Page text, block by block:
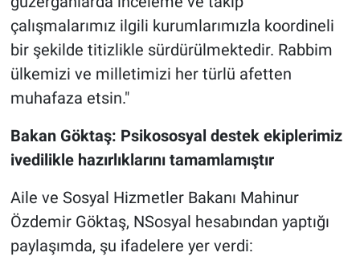
çalışmalarımız ilgili kurumlarımızla koordineli
bir şekilde titizlikle sürdürülmektedir. Rabbim
ülkemizi ve milletimizi her türlü afetten
muhafaza etsin."
Bakan Göktaş: Psikososyal destek ekiplerimiz
ivedilikle hazırlıklarını tamamlamıştır
Aile ve Sosyal Hizmetler Bakanı Mahinur
Özdemir Göktaş, NSosyal hesabından yaptığı
paylaşımda, şu ifadelere yer verdi: